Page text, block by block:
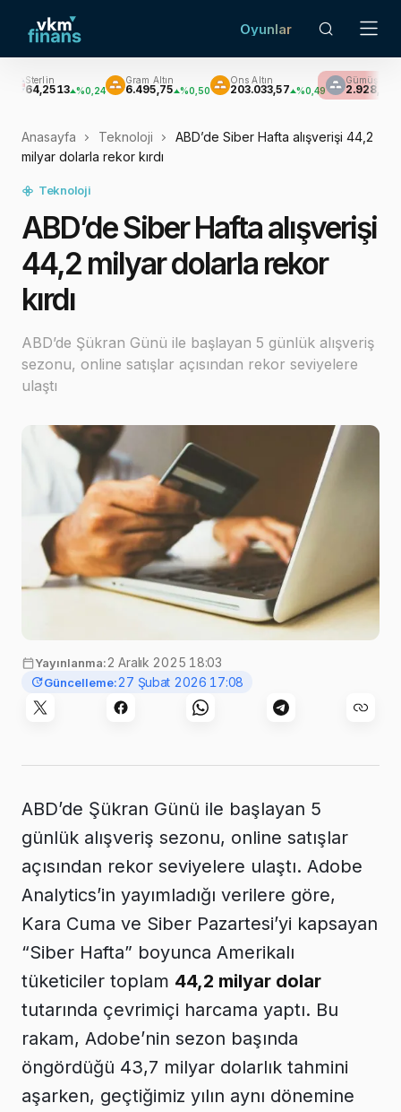
Oyunlar
%0,24 6.495,75 %0,50
Ons Altın
203.033,57 %0,49 2.928,97 -%0,76
Anasayfa Teknoloji
ABD’de Siber Hafta alışverişi 44,2
milyar dolarla rekor kırdı
Teknoloji
ABD’de Siber Hafta alışverişi
44,2 milyar dolarla rekor
kırdı
ABD’de Şükran Günü ile başlayan 5 günlük alışveriş
sezonu, online satışlar açısından rekor seviyelere
ulaştı
Photo byrupixenon
Yayınlanma:2 Aralık 2025 18:03
Güncelleme:27 Şubat 2026 17:08
ABD’de Şükran Günü ile başlayan 5
günlük alışveriş sezonu, online satışlar
açısından rekor seviyelere ulaştı. Adobe
Analytics’in yayımladığı verilere göre,
Kara Cuma ve Siber Pazartesi’yi kapsayan
“Siber Hafta” boyunca Amerikalı
tüketiciler toplam 44,2 milyar dolar
tutarında çevrimiçi harcama yaptı. Bu
rakam, Adobe’nin sezon başında
öngördüğü 43,7 milyar dolarlık tahmini
aşarken, geçtiğimiz yılın aynı dönemine